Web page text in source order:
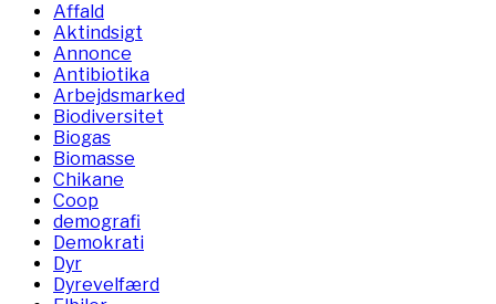
Affald
Aktindsigt
Annonce
Antibiotika
Arbejdsmarked
Biodiversitet
Biogas
Biomasse
Chikane
Coop
demografi
Demokrati
Dyr
Dyrevelfærd